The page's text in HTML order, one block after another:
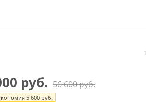
руб. 56 600руб.
5 600 руб.